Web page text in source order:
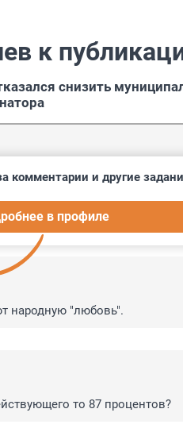
к
снизить
комментарии и другие
в профиле
народную "любовь".
то 87 процентов?